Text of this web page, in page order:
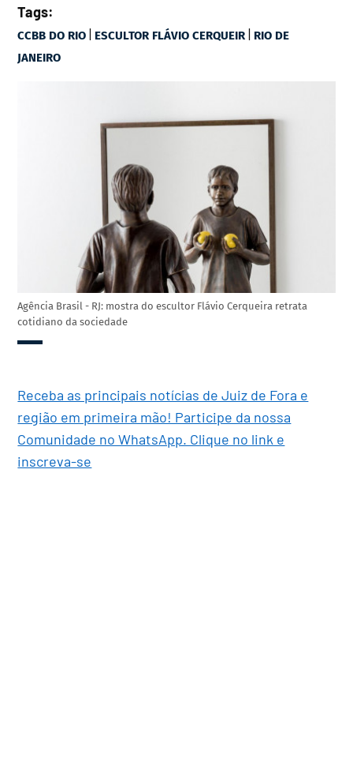
Tags:
CCBB DO RIO | ESCULTOR FLÁVIO CERQUEIR | RIO DE
JANEIRO
Agência Brasil - RJ: mostra do escultor Flávio Cerqueira retrata
cotidiano da sociedade
Receba as principais notícias de Juiz de Fora e
região em primeira mão! Participe da nossa
Comunidade no WhatsApp. Clique no link e
inscreva-se